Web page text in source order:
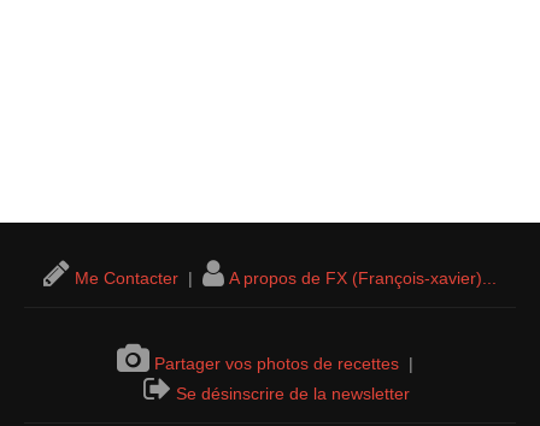
Me Contacter | A propos de FX (François-xavier)...
Partager vos photos de recettes |
Se désinscrire de la newsletter